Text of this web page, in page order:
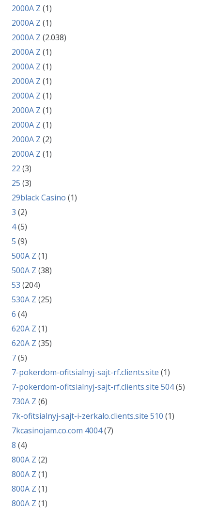
2000A Z (1)
2000A Z (1)
2000A Z (2.038)
2000A Z (1)
2000A Z (1)
2000A Z (1)
2000A Z (1)
2000A Z (1)
2000A Z (1)
2000A Z (2)
2000A Z (1)
22 (3)
25 (3)
29black Casino (1)
3 (2)
4(5)
5 (9)
500A Z (1)
500A Z (38)
53 (204)
530A Z (25)
6 (4)
620A Z (1)
620A Z (35)
7(5)
7-pokerdom-ofitsialnyj-sajt-rf.clients.site (1)
7-pokerdom-ofitsialnyj-sajt-rf.clients.site 504(5)
730A Z (6)
7k-ofitsialnyj-sajt-i-zerkalo.clients.site 510 (1)
7kcasinojam.co.com 4004(7)
8 (4)
800A Z (2)
800A Z (1)
800A Z (1)
800A Z (1)